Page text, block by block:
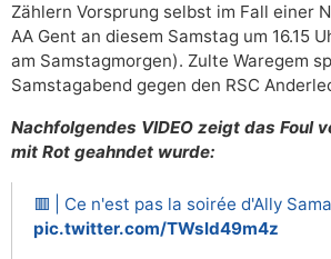
Zählern Vorsprung selbst im Fall einer
AA Gent an diesem Samstag um 16.15
am Samstagmorgen). Zulte Waregem
Samstagabend gegen den RSC
Nachfolgendes VIDEO zeigt das Foul
mit Rot geahndet wurde:
🟥 | Ce n'est pas la soirée d'Ally
pic.twitter.com/TWsld49m4z